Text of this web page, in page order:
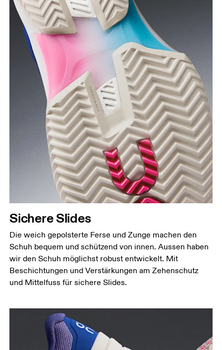
Sichere Slides
Die weich gepolsterte Ferse und Zunge machen den
Schuh bequem und schützend von innen. Aussen haben
wir den Schuh möglichst robust entwickelt. Mit
Beschichtungen und Verstärkungen am Zehenschutz
und Mittelfuss für sichere Slides.